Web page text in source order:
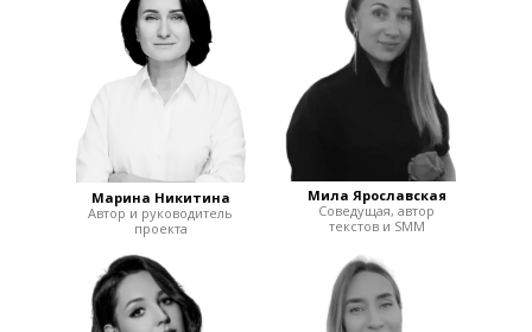
Марина Никитина
Автор и руководитель
проекта
Мила Ярославская
Соведущая, автор
текстов и SMM